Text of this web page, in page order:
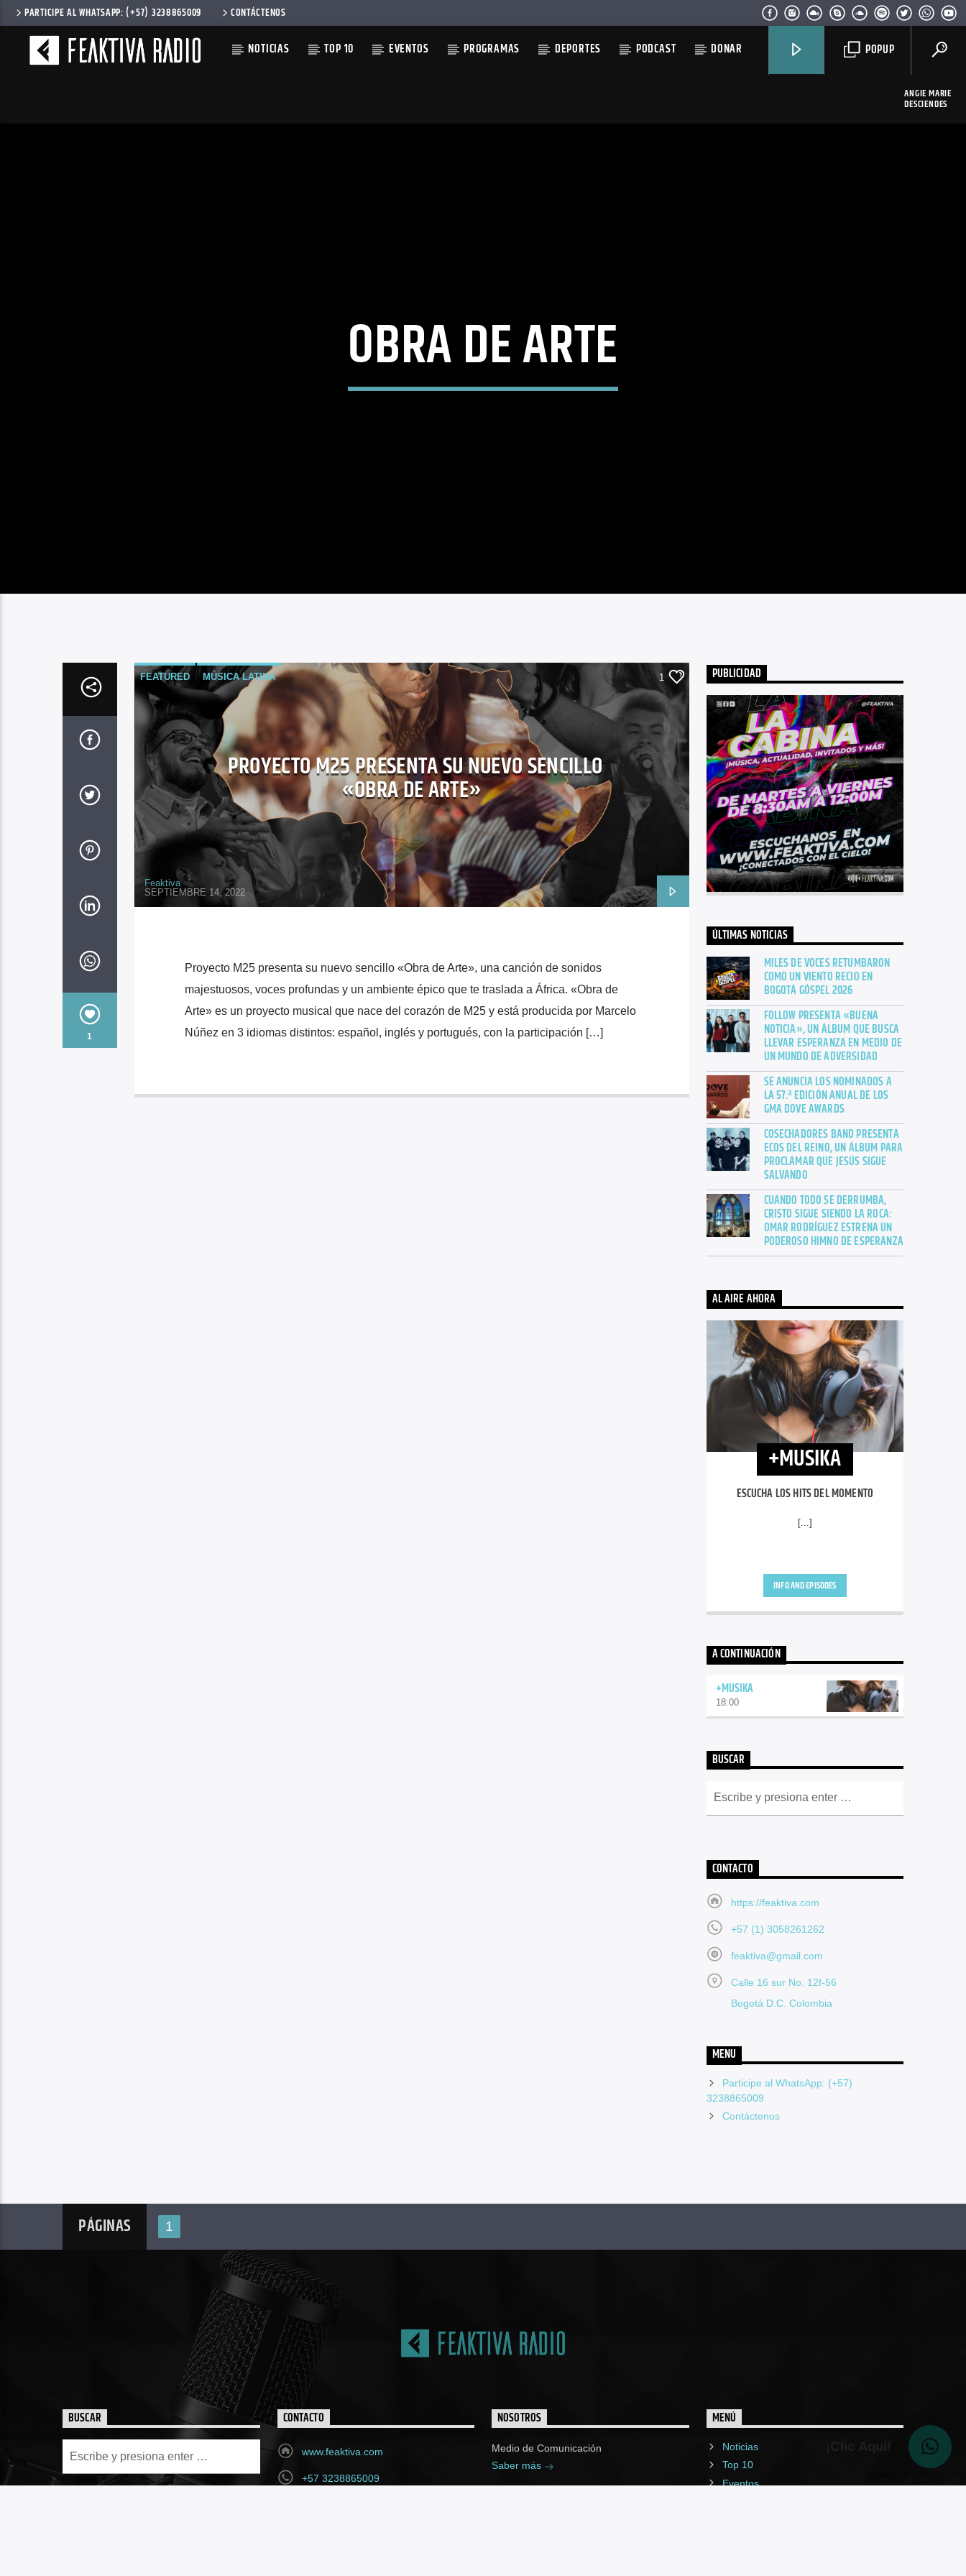
PARTICIPE AL WHATSAPP: (+57) 3238865009 CONTÁCTENOS
NOTICIAS TOP 10 EVENTOS PROGRAMAS DEPORTES PODCAST DONAR POPUP
ANGIE MARIE
DESCIENDES
OBRA DE ARTE
1
FEATURED MÚSICA LATINA 1
PROYECTO M25 PRESENTA SU NUEVO SENCILLO
«OBRA DE ARTE»
Feaktiva
SEPTIEMBRE 14, 2022
Proyecto M25 presenta su nuevo sencillo «Obra de Arte», una canción de sonidos
majestuosos, voces profundas y un ambiente épico que te traslada a África. «Obra de
Arte» es un proyecto musical que nace del corazón de M25 y está producida por Marcelo
Núñez en 3 idiomas distintos: español, inglés y portugués, con la participación […]
PUBLICIDAD
ÚLTIMAS NOTICIAS
MILES DE VOCES RETUMBARON
COMO UN VIENTO RECIO EN
BOGOTÁ GÓSPEL 2026
FOLLOW PRESENTA «BUENA
NOTICIA», UN ÁLBUM QUE BUSCA
LLEVAR ESPERANZA EN MEDIO DE
UN MUNDO DE ADVERSIDAD
SE ANUNCIA LOS NOMINADOS A
LA 57.ª EDICIÓN ANUAL DE LOS
GMA DOVE AWARDS
COSECHADORES BAND PRESENTA
ECOS DEL REINO, UN ÁLBUM PARA
PROCLAMAR QUE JESÚS SIGUE
SALVANDO
CUANDO TODO SE DERRUMBA,
CRISTO SIGUE SIENDO LA ROCA:
OMAR RODRÍGUEZ ESTRENA UN
PODEROSO HIMNO DE ESPERANZA
AL AIRE AHORA
+MUSIKA
ESCUCHA LOS HITS DEL MOMENTO
[...]
INFO AND EPISODES
A CONTINUACIÓN
+MUSIKA
18:00
BUSCAR
CONTACTO
https://feaktiva.com
+57 (1) 3058261262
feaktiva@gmail.com
Calle 16 sur No. 12f-56
Bogotá D.C. Colombia
MENU
Participe al WhatsApp: (+57)
3238865009
Contáctenos
PÁGINAS 1
BUSCAR CONTACTO
www.feaktiva.com
+57 3238865009
NOSOTROS
Medio de Comunicación
Saber más
MENÚ
Noticias
Top 10
Eventos